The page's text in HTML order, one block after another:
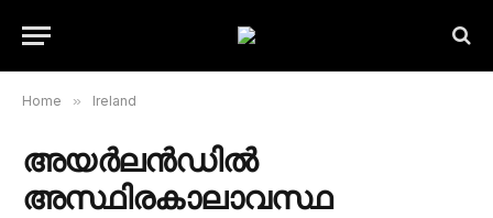
Home » Ireland
അയർലൻഡിൽ
അസ്ഥിരകാലാവസ്ഥ